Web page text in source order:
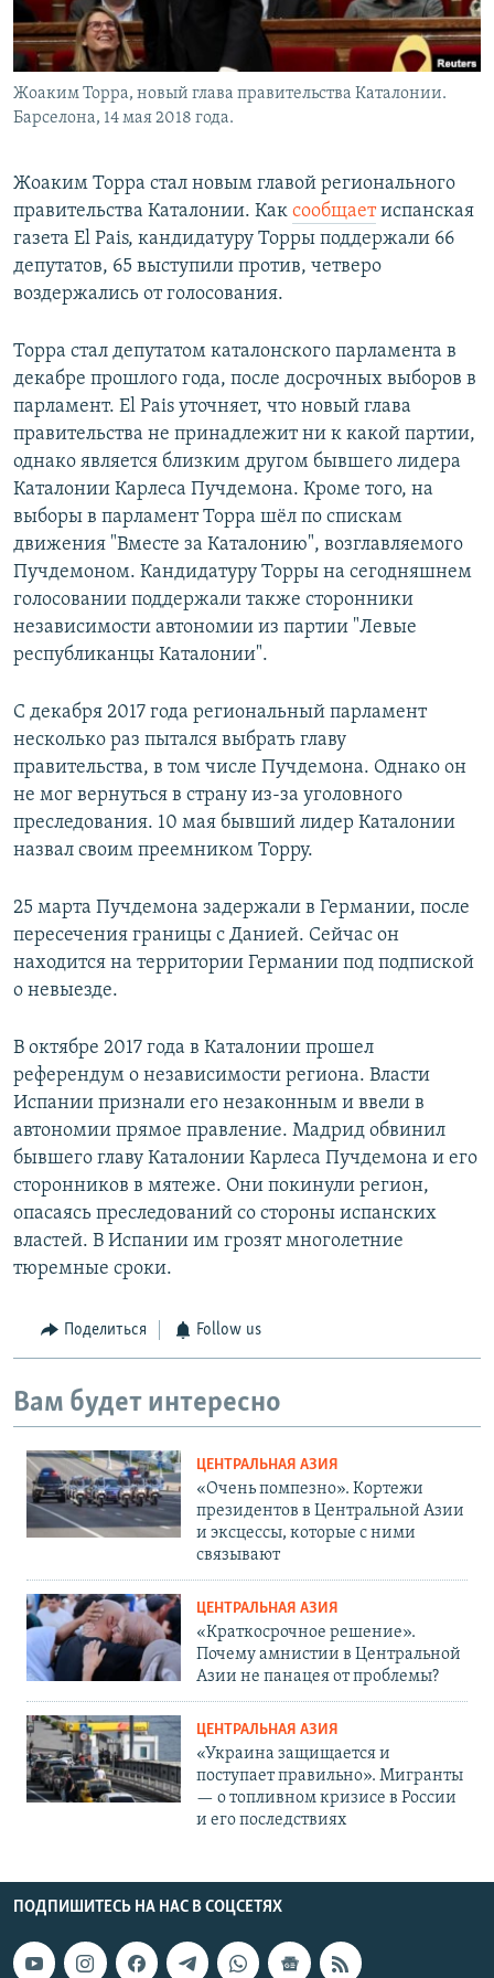
Жоаким Торра, новый глава правительства Каталонии.
Барселона, 14 мая 2018 года.
Жоаким Торра стал новым главой регионального
правительства Каталонии. Как сообщаетиспанская
газета El Pais, кандидатуру Торры поддержали 66
депутатов, 65 выступили против, четверо
воздержались от голосования.
Торра стал депутатом каталонского парламента в
декабре прошлого года, после досрочных выборов в
парламент. El Pais уточняет, что новый глава
правительства не принадлежит ни к какой партии,
однако является близким другом бывшего лидера
Каталонии Карлеса Пучдемона. Кроме того, на
выборы в парламент Торра шёл по спискам
движения "Вместе за Каталонию", возглавляемого
Пучдемоном. Кандидатуру Торры на сегодняшнем
голосовании поддержали также сторонники
независимости автономии из партии "Левые
республиканцы Каталонии".
С декабря 2017 года региональный парламент
несколько раз пытался выбрать главу
правительства, в том числе Пучдемона. Однако он
не мог вернуться в страну из-за уголовного
преследования. 10 мая бывший лидер Каталонии
назвал своим преемником Торру.
25 марта Пучдемона задержали в Германии, после
пересечения границы с Данией. Сейчас он
находится на территории Германии под подпиской
о невыезде.
В октябре 2017 года в Каталонии прошел
референдум о независимости региона. Власти
Испании признали его незаконным и ввели в
автономии прямое правление. Мадрид обвинил
бывшего главу Каталонии Карлеса Пучдемона и его
сторонников в мятеже. Они покинули регион,
опасаясь преследований со стороны испанских
властей. В Испании им грозят многолетние
тюремные сроки.
Поделиться Follow us
Вам будет интересно
ЦЕНТРАЛЬНАЯ АЗИЯ
«Очень помпезно». Кортежи
президентов в Центральной Азии
и эксцессы, которые с ними
связывают
ЦЕНТРАЛЬНАЯ АЗИЯ
«Краткосрочное решение».
Почему амнистии в Центральной
Азии не панацея от проблемы?
ЦЕНТРАЛЬНАЯ АЗИЯ
«Украина защищается и
поступает правильно». Мигранты
— о топливном кризисе в России
и его последствиях
ПОДПИШИТЕСЬ НА НАС В СОЦСЕТЯХ